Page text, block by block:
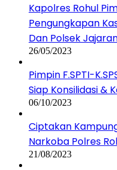
Kapolres Rohul
Pengungkapan
Dan Polsek
26/05/2023
Pimpin F.SPTI-
Siap Konsilidasi &
06/10/2023
Ciptakan
Narkoba Polres
21/08/2023